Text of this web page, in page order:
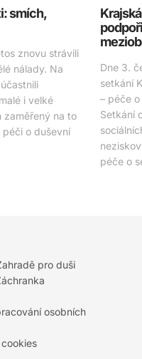
smích,
znovu strávili
nálady. Na
i velké
zaměřený na to
péči o duševní
Dne 3.
setkání
– péče
Setkání
péče o
pro duši
osobních